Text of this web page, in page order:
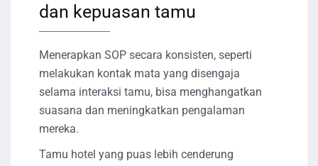
dan kepuasan tamu
Menerapkan SOP secara konsisten, seperti
melakukan kontak mata yang disengaja
selama interaksi tamu, bisa menghangatkan
suasana dan meningkatkan pengalaman
mereka.
Tamu hotel yang puas lebih cenderung